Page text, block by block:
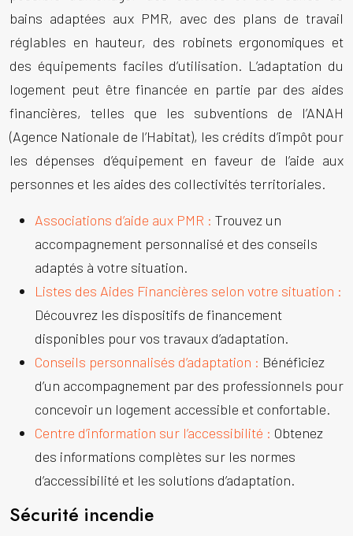
bains adaptées aux PMR, avec des plans de travail
réglables en hauteur, des robinets ergonomiques et
des équipements faciles d’utilisation. L’adaptation du
logement peut être financée en partie par des aides
financières, telles que les subventions de l’ANAH
(Agence Nationale de l’Habitat), les crédits d’impôt pour
les dépenses d’équipement en faveur de l’aide aux
personnes et les aides des collectivités territoriales.
Associations d’aide aux PMR : Trouvez un
accompagnement personnalisé et des conseils
adaptés à votre situation.
Listes des Aides Financières selon votre situation :
Découvrez les dispositifs de financement
disponibles pour vos travaux d’adaptation.
Conseils personnalisés d’adaptation : Bénéficiez
d’un accompagnement par des professionnels pour
concevoir un logement accessible et confortable.
Centre d’information sur l’accessibilité : Obtenez
des informations complètes sur les normes
d’accessibilité et les solutions d’adaptation.
Sécurité incendie